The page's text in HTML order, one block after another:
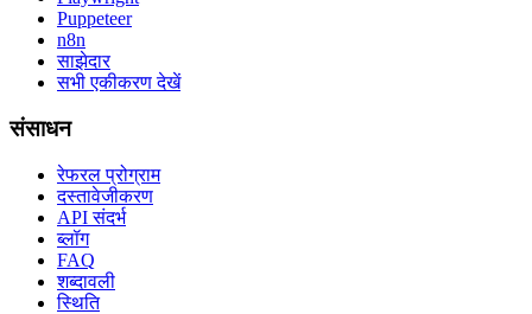
Puppeteer
n8n
साझेदार
सभी एकीकरण देखें
संसाधन
रेफरल प्रोग्राम
दस्तावेजीकरण
API संदर्भ
ब्लॉग
FAQ
शब्दावली
स्थिति